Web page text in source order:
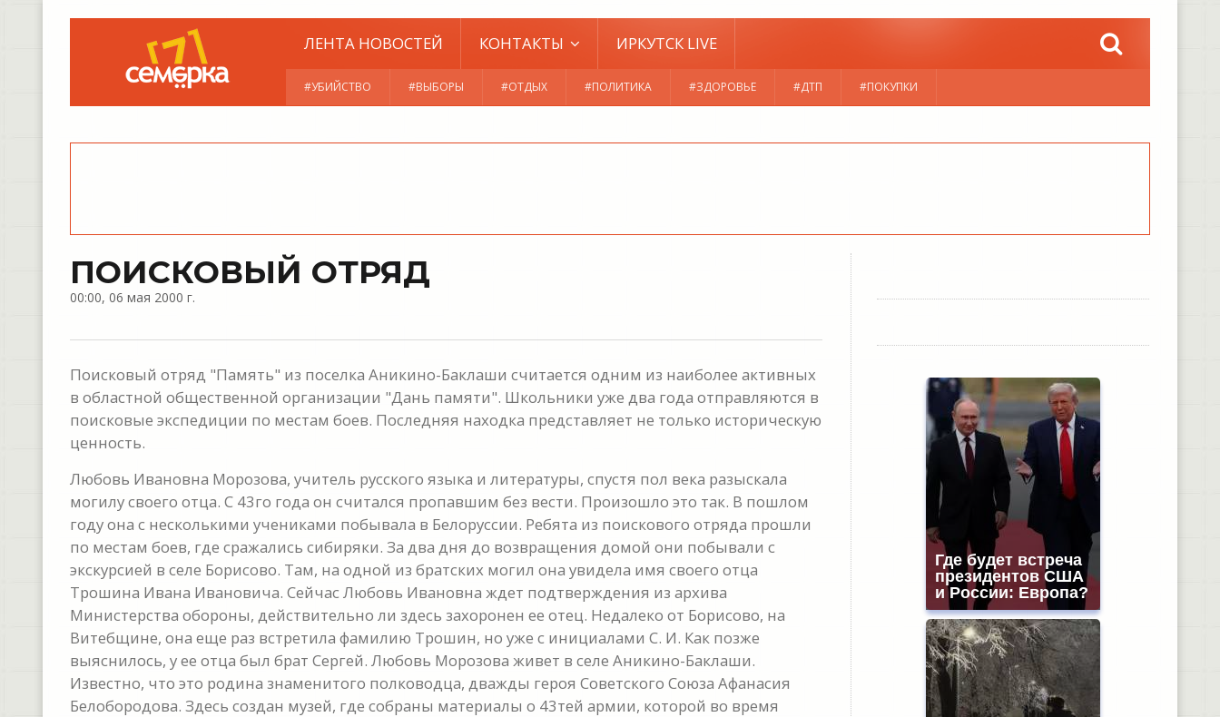
ЛЕНТА НОВОСТЕЙ КОНТАКТЫ ИРКУТСК LIVE
#УБИЙСТВО #ВЫБОРЫ #ОТДЫХ #ПОЛИТИКА #ЗДОРОВЬЕ #ДТП #ПОКУПКИ
ПОИСКОВЫЙ ОТРЯД
00:00, 06 мая 2000 г.
Поисковый отряд "Память" из поселка Аникино-Баклаши считается одним из наиболее активных
в областной общественной организации "Дань памяти". Школьники уже два года отправляются в
поисковые экспедиции по местам боев. Последняя находка представляет не только историческую
ценность.
Любовь Ивановна Морозова, учитель русского языка и литературы, спустя пол века разыскала
могилу своего отца. С 43го года он считался пропавшим без вести. Произошло это так. В пошлом
году она с несколькими учениками побывала в Белоруссии. Ребята из поискового отряда прошли
по местам боев, где сражались сибиряки. За два дня до возвращения домой они побывали с
экскурсией в селе Борисово. Там, на одной из братских могил она увидела имя своего отца
Трошина Ивана Ивановича. Сейчас Любовь Ивановна ждет подтверждения из архива
Министерства обороны, действительно ли здесь захоронен ее отец. Недалеко от Борисово, на
Витебщине, она еще раз встретила фамилию Трошин, но уже с инициалами С. И. Как позже
выяснилось, у ее отца был брат Сергей. Любовь Морозова живет в селе Аникино-Баклаши.
Известно, что это родина знаменитого полководца, дважды героя Советского Союза Афанасия
Белобородова. Здесь создан музей, где собраны материалы о 43тей армии, которой во время
Где будет встреча
президентов США
и России: Европа?